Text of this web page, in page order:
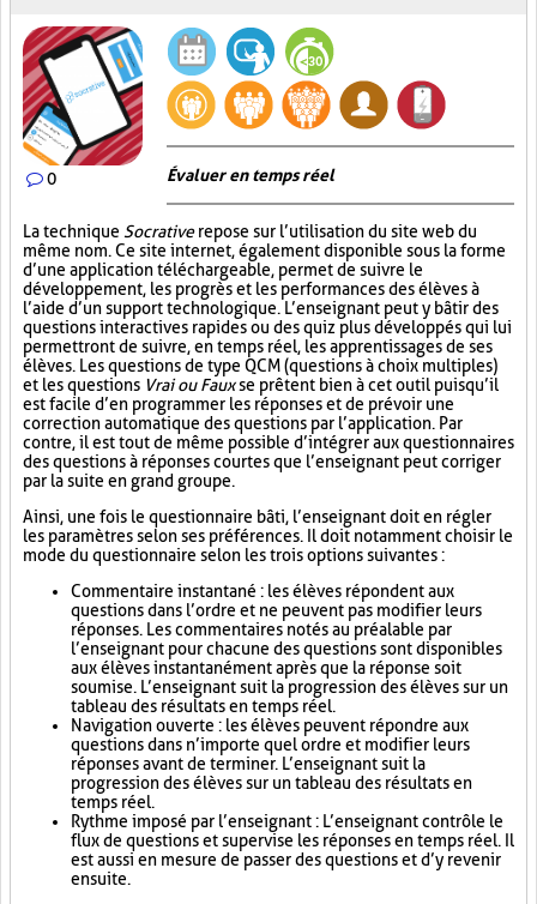
0 Évaluer en temps réel
La technique Socrativerepose sur l’utilisation du site web du
même nom. Ce site internet, également disponible sous la forme
d’une application téléchargeable, permet de suivre le
développement, les progrès et les performances des élèves à
l’aide d’un support technologique. L’enseignant peut y bâtir des
questions interactives rapides ou des quiz plus développés qui lui
permettront de suivre, en temps réel, les apprentissages de ses
élèves. Les questions de type QCM (questions à choix multiples)
et les questions Vrai ou Fauxse prêtent bien à cet outil puisqu’il
est facile d’en programmer les réponses et de prévoir une
correction automatique des questions par l’application. Par
contre, il est tout de même possible d’intégrer aux questionnaires
des questions à réponses courtes que l’enseignant peut corriger
par la suite en grand groupe.
Ainsi, une fois le questionnaire bâti, l’enseignant doit en régler
les paramètres selon ses préférences. Il doit notamment choisir le
mode du questionnaire selon les trois options suivantes :
Commentaire instantané : les élèves répondent aux
questions dans l’ordre et ne peuvent pas modifier leurs
réponses. Les commentaires notés au préalable par
l’enseignant pour chacune des questions sont disponibles
aux élèves instantanément après que la réponse soit
soumise. L’enseignant suit la progression des élèves sur un
tableau des résultats en temps réel.
Navigation ouverte : les élèves peuvent répondre aux
questions dans n’importe quel ordre et modifier leurs
réponses avant de terminer. L’enseignant suit la
progression des élèves sur un tableau des résultats en
temps réel.
Rythme imposé par l’enseignant : L’enseignant contrôle le
flux de questions et supervise les réponses en temps réel. Il
est aussi en mesure de passer des questions et d’y revenir
ensuite.